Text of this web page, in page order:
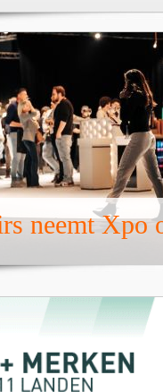
neemt Xpo